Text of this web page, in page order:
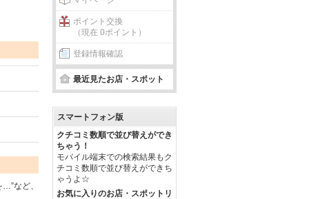
など、
ポイント交換
（現在 0ポイント）
登録情報確認
最近見たお店・スポット
スマートフォン版
クチコミ数順で並び替えができ
ちゃう！
モバイル端末での検索結果もク
チコミ数順で並び替えができち
ゃうよ☆
お気に入りのお店・スポットリ